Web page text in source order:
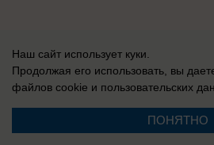
Наш сайт использует куки.
Продолжая его использовать, вы
файлов cookie и пользовательских
ПОНЯТНО